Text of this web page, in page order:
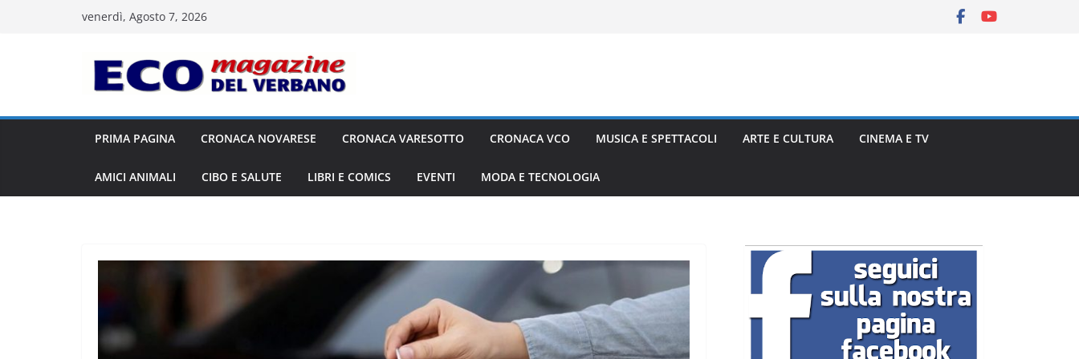
venerdì, Agosto 7, 2026
PRIMA PAGINA CRONACA NOVARESE CRONACA VARESOTTO CRONACA VCO MUSICA E SPETTACOLI ARTE E CULTURA CINEMA E TV
AMICI ANIMALI CIBO E SALUTE LIBRI E COMICS EVENTI MODA E TECNOLOGIA